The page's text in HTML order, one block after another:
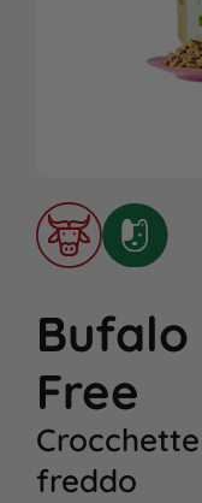
Bufalo
Free
freddo